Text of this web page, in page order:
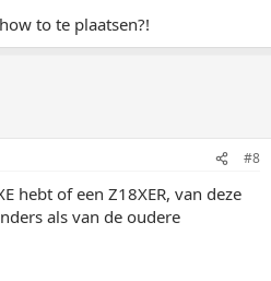
to te plaatsen?!
#8
hebt of een Z18XER, van deze
als van de oudere